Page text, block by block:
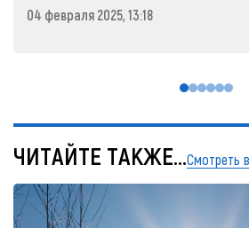
04 февраля 2025, 13:18
ЧИТАЙТЕ ТАКЖЕ...Смотреть